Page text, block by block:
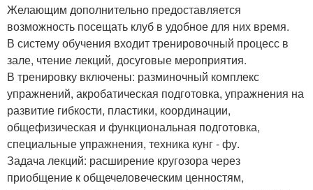
Желающим дополнительно предоставляется
возможность посещать клуб в удобное для них время.
В систему обучения входит тренировочный процесс в
зале, чтение лекций, досуговые мероприятия.
В тренировку включены: разминочный комплекс
упражнений, акробатическая подготовка, упражнения на
развитие гибкости, пластики, координации,
общефизическая и функциональная подготовка,
специальные упражнения, техника кунг - фу.
Задача лекций: расширение кругозора через
приобщение к общечеловеческим ценностям,